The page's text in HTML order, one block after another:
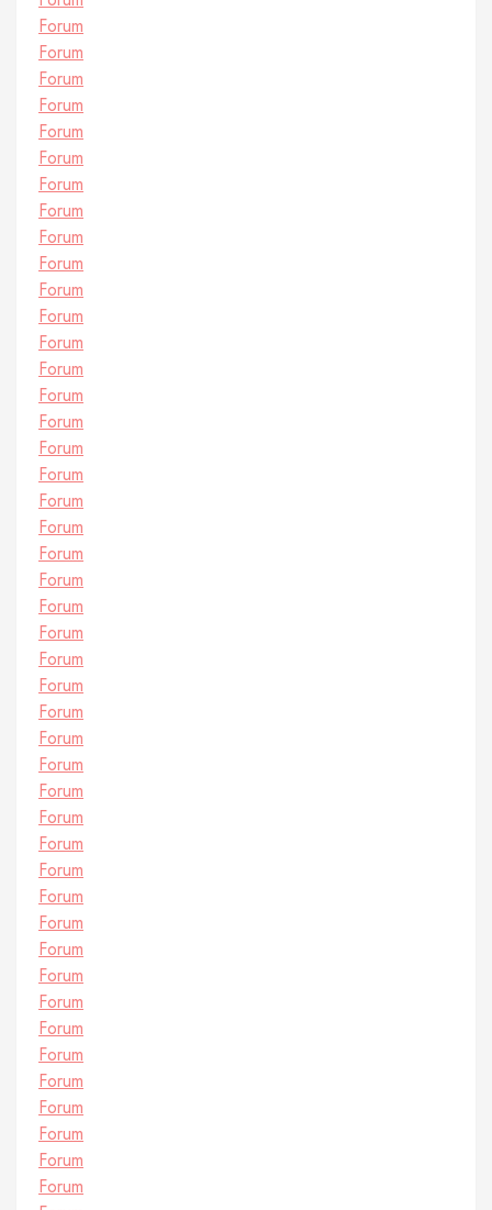
Forum
Forum
Forum
Forum
Forum
Forum
Forum
Forum
Forum
Forum
Forum
Forum
Forum
Forum
Forum
Forum
Forum
Forum
Forum
Forum
Forum
Forum
Forum
Forum
Forum
Forum
Forum
Forum
Forum
Forum
Forum
Forum
Forum
Forum
Forum
Forum
Forum
Forum
Forum
Forum
Forum
Forum
Forum
Forum
Forum